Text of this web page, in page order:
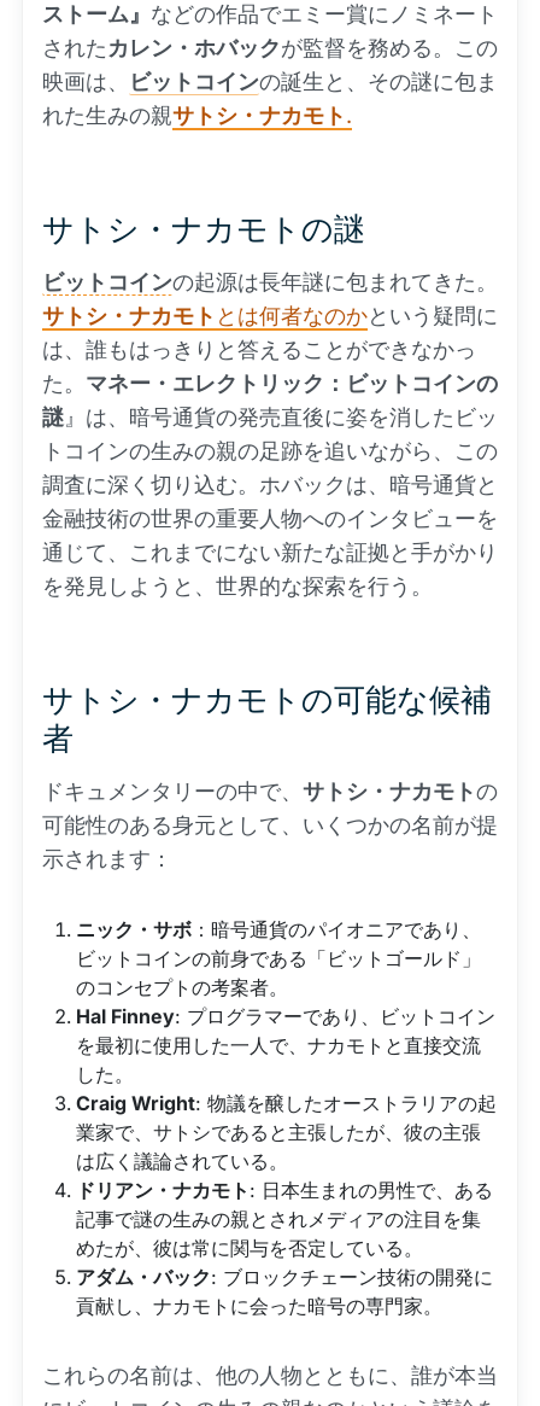
ストーム』 などの作品でエミー賞にノミネート
されたカレン・ホバックが監督を務める。この
映画は、
ビットコインの誕生と、その謎に包ま
れた生みの親サトシ・ナカモト.
サトシ・ナカモトの謎
ビットコインの起源は長年謎に包まれてきた。
サトシ・ナカモト とは何者なのかという疑問に
は、誰もはっきりと答えることができなかっ
た。 マネー・エレクトリック：ビットコインの
謎 』は、暗号通貨の発売直後に姿を消したビッ
トコインの生みの親の足跡を追いながら、この
調査に深く切り込む。ホバックは、暗号通貨と
金融技術の世界の重要人物へのインタビューを
通じて、これまでにない新たな証拠と手がかり
を発見しようと、世界的な探索を行う。
サトシ・ナカモトの可能な候補
者
ドキュメンタリーの中で、 サトシ・ナカモトの
可能性のある身元として、いくつかの名前が提
示されます：
ニック・サボ ：暗号通貨のパイオニアであり、
ビットコインの前身である「ビットゴールド」
のコンセプトの考案者。
Hal Finney: プログラマーであり、ビットコイン
を最初に使用した一人で、ナカモトと直接交流
した。
Craig Wright: 物議を醸したオーストラリアの起
業家で、サトシであると主張したが、彼の主張
は広く議論されている。
ドリアン・ナカモト : 日本生まれの男性で、ある
記事で謎の生みの親とされメディアの注目を集
めたが、彼は常に関与を否定している。
アダム・バック: ブロックチェーン技術の開発に
貢献し、ナカモトに会った暗号の専門家。
これらの名前は、他の人物とともに、誰が本当